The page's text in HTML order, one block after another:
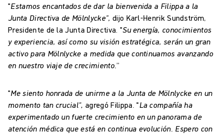
"Estamos encantados de dar la bienvenida a Filippa a la
Junta Directiva de Mölnlycke", dijo Karl-Henrik Sundström,
Presidente de la Junta Directiva. "Su energía, conocimientos
y experiencia, así como su visión estratégica, serán un gran
activo para Mölnlycke a medida que continuamos avanzando
en nuestro viaje de crecimiento.”
"Me siento honrada de unirme a la Junta de Mölnlycke en un
momento tan crucial", agregó Filippa. "La compañía ha
experimentado un fuerte crecimiento en un panorama de
atención médica que está en continua evolución. Espero con